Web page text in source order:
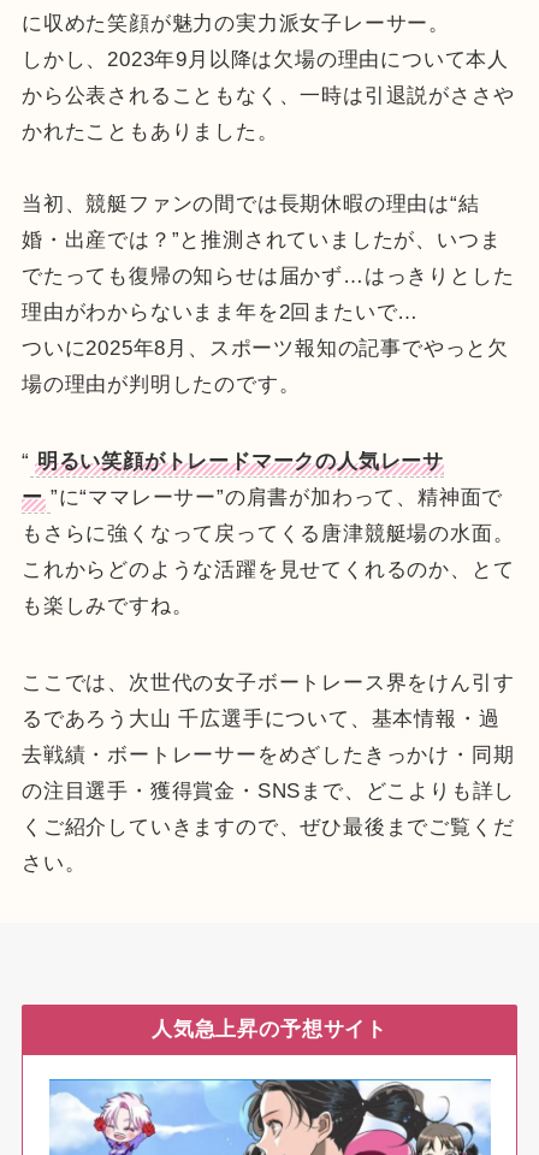
に収めた笑顔が魅力の実力派女子レーサー。
しかし、2023年9月以降は欠場の理由について本人
から公表されることもなく、一時は引退説がささや
かれたこともありました。
当初、競艇ファンの間では長期休暇の理由は“結
婚・出産では？”と推測されていましたが、いつま
でたっても復帰の知らせは届かず…はっきりとした
理由がわからないまま年を2回またいで…
ついに2025年8月、スポーツ報知の記事でやっと欠
場の理由が判明したのです。
“ 明るい笑顔がトレードマークの人気レーサ
ー ”に“ママレーサー”の肩書が加わって、精神面で
もさらに強くなって戻ってくる唐津競艇場の水面。
これからどのような活躍を見せてくれるのか、とて
も楽しみですね。
ここでは、次世代の女子ボートレース界をけん引す
るであろう大山 千広選手について、基本情報・過
去戦績・ボートレーサーをめざしたきっかけ・同期
の注目選手・獲得賞金・SNSまで、どこよりも詳し
くご紹介していきますので、ぜひ最後までご覧くだ
さい。
人気急上昇の予想サイト